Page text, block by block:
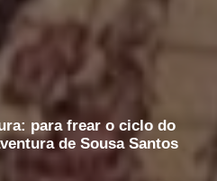
para frear o ciclo do
de Sousa Santos